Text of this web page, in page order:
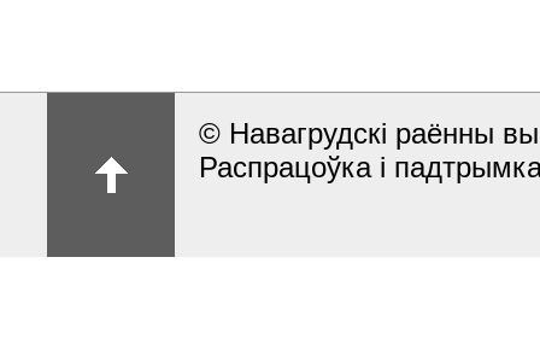
© Навагрудскі раённы
Распрацоўка і